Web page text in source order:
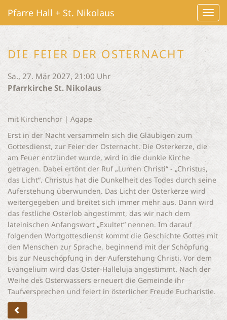
ein-/
Pfarre Hall + St. Nikolaus
DIE FEIER DER OSTERNACHT
Sa., 27. Mär 2027, 21:00 Uhr
Pfarrkirche St. Nikolaus
mit Kirchenchor | Agape
Erst in der Nacht versammeln sich die Gläubigen zum
Gottesdienst, zur Feier der Osternacht. Die Osterkerze, die
am Feuer entzündet wurde, wird in die dunkle Kirche
getragen. Dabei ertönt der Ruf „Lumen Christi“ - „Christus,
das Licht“. Christus hat die Dunkelheit des Todes durch seine
Auferstehung überwunden. Das Licht der Osterkerze wird
weitergegeben und breitet sich immer mehr aus. Dann wird
das festliche Osterlob angestimmt, das wir nach dem
lateinischen Anfangswort „Exultet“ nennen. Im darauf
folgenden Wortgottesdienst kommt die Geschichte Gottes mit
den Menschen zur Sprache, beginnend mit der Schöpfung
bis zur Neuschöpfung in der Auferstehung Christi. Vor dem
Evangelium wird das Oster-Halleluja angestimmt. Nach der
Weihe des Osterwassers erneuert die Gemeinde ihr
Taufversprechen und feiert in österlicher Freude Eucharistie.